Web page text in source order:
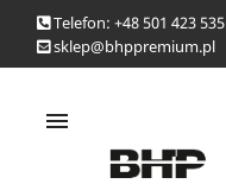
Telefon: +48 501 423 535
sklep@bhppremium.pl
